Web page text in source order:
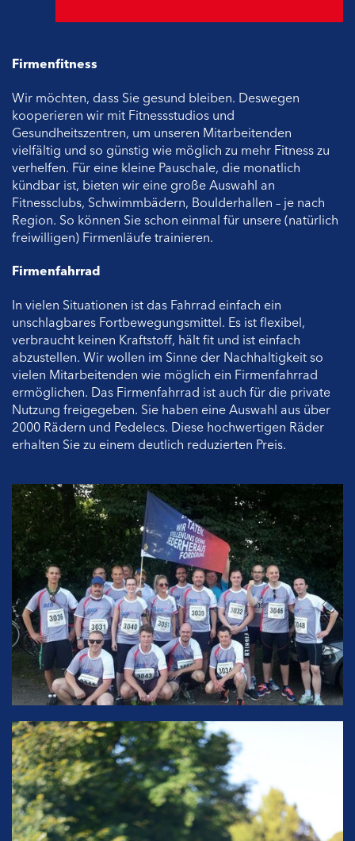
Firmenfitness
Wir möchten, dass Sie gesund bleiben. Deswegen
kooperieren wir mit Fitnessstudios und
Gesundheitszentren, um unseren Mitarbeitenden
vielfältig und so günstig wie möglich zu mehr Fitness zu
verhelfen. Für eine kleine Pauschale, die monatlich
kündbar ist, bieten wir eine große Auswahl an
Fitnessclubs, Schwimmbädern, Boulderhallen – je nach
Region. So können Sie schon einmal für unsere (natürlich
freiwilligen) Firmenläufe trainieren.
Firmenfahrrad
In vielen Situationen ist das Fahrrad einfach ein
unschlagbares Fortbewegungsmittel. Es ist flexibel,
verbraucht keinen Kraftstoff, hält fit und ist einfach
abzustellen. Wir wollen im Sinne der Nachhaltigkeit so
vielen Mitarbeitenden wie möglich ein Firmenfahrrad
ermöglichen. Das Firmenfahrrad ist auch für die private
Nutzung freigegeben. Sie haben eine Auswahl aus über
2000 Rädern und Pedelecs. Diese hochwertigen Räder
erhalten Sie zu einem deutlich reduzierten Preis.